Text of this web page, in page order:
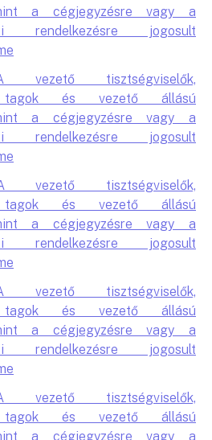
a cégjegyzésre vagy a
rendelkezésre jogosult
tisztségviselők,
tagok és vezető állású
a cégjegyzésre vagy a
rendelkezésre jogosult
tisztségviselők,
tagok és vezető állású
a cégjegyzésre vagy a
rendelkezésre jogosult
tisztségviselők,
tagok és vezető állású
a cégjegyzésre vagy a
rendelkezésre jogosult
tisztségviselők,
tagok és vezető állású
a cégjegyzésre vagy a